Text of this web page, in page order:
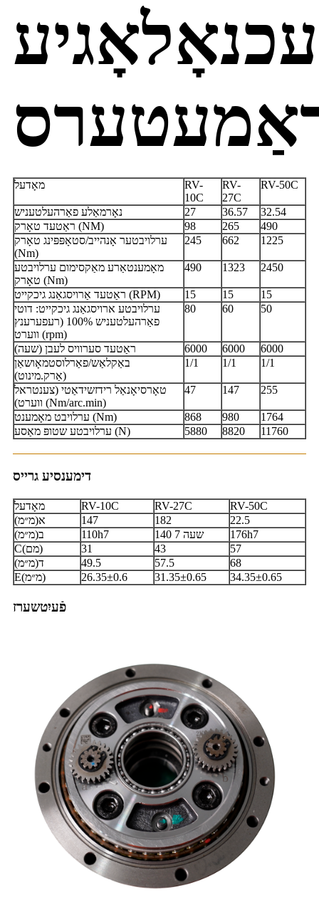
מאָדעל
RV-
10C
RV-
27C
RV-50C
נאָרמאַלע פאַרהעלטעניש 27 36.57
32.54
ראַטעד טאָרק (NM)
98 265
490
ערלויבטער אָנהייב/סטאָפּפּינג טאָרק
(Nm)
245 662 1225
מאָמענטאַרע מאַקסימום ערלויבטע
טאָרק (Nm)
490 1323 2450
ראַטעד אַרויסגאַנג גיכקייט (RPM) 15 15
15
ערלויבטע ארויסגאַנג גיכקייט: דוטי
פאַרהעלטעניש 100% (רעפערענץ
ווערט (rpm)
80 60 50
ראַטעד סערוויס לעבן (שעה) 6000 6000
6000
באַקלאַש/פאַרלוסטמאָושאַן
(אַרק.מינוט)
1/1 1/1 1/1
טאָרסיאָנאַל רידזשידאַטי (צענטראל
ווערט) (Nm/arc.min)
47 147 255
ערלויבט מאָמענט (Nm) 868 980
1764
ערלויבטע שטופּ מאַסע (N)
5880 8820 11760
דימענסיע גרייס
מאָדעל RV-10C RV-27C
RV-50C
א(מ״מ)
147 182
22.5
ב(מ״מ)
110h7 140 שעה 7
176h7
C(מם)
31 43
57
ד(מ״מ)
49.5 57.5
68
E(מ״מ)
26.35±0.6 31.35±0.65 34.35±0.65
פֿעיִטשערז